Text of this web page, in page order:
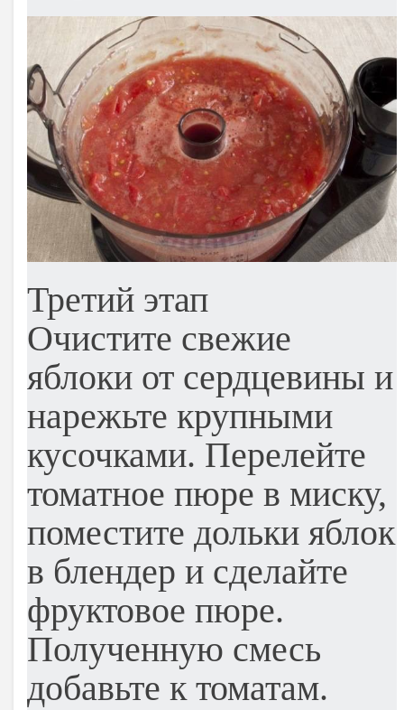
Третий этап
Очистите свежие
яблоки от сердцевины и
нарежьте крупными
кусочками. Перелейте
томатное пюре в миску,
поместите дольки яблок
в блендер и сделайте
фруктовое пюре.
Полученную смесь
добавьте к томатам.